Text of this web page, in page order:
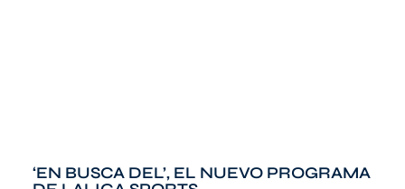
‘EN BUSCA DEL’, EL NUEVO PROGRAMA